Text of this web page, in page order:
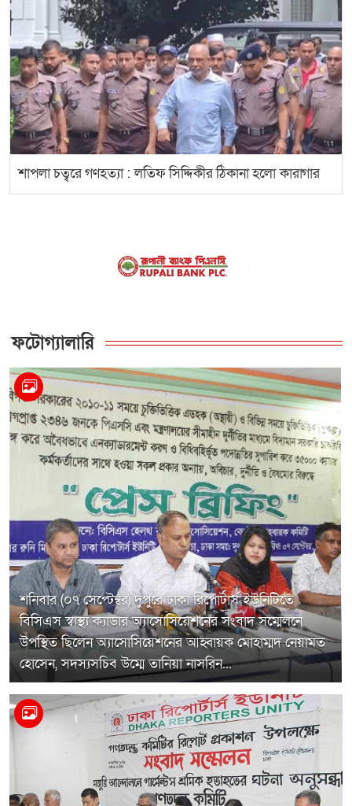
শাপলা চত্বরে গণহত্যা : লতিফ সিদ্দিকীর ঠিকানা হলো কারাগার
ফটোগ্যালারি
শনিবার (০৭ সেপ্টেম্বর) দুপুরে ঢাকা রিপোর্টার্স ইউনিটিতে
বিসিএস স্বাস্থ্য ক্যাডার অ্যাসোসিয়েশনের সংবাদ সম্মেলনে
উপস্থিত ছিলেন অ্যাসোসিয়েশনের আহ্বায়ক মোহাম্মদ নেয়ামত
হোসেন, সদস্যসচিব উম্মে তানিয়া নাসরিন...